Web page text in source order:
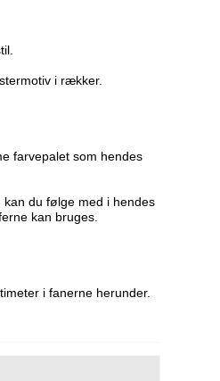
i rækker.
farvepalet som hendes
du følge med i hendes
kan bruges.
i fanerne herunder.